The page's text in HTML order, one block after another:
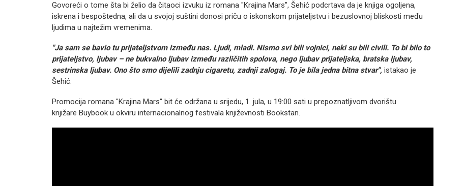
Govoreći o tome šta bi želio da čitaoci izvuku iz romana "Krajina Mars", Šehić podcrtava da je knjiga ogoljena,
iskrena i bespoštedna, ali da u svojoj suštini donosi priču o iskonskom prijateljstvu i bezuslovnoj bliskosti među
ljudima u najtežim vremenima.
"Ja sam se bavio tu prijateljstvom između nas. Ljudi, mladi. Nismo svi bili vojnici, neki su bili civili. To bi bilo to
prijateljstvo, ljubav – ne bukvalno ljubav između različitih spolova, nego ljubav prijateljska, bratska ljubav,
sestrinska ljubav. Ono što smo dijelili zadnju cigaretu, zadnji zalogaj. To je bila jedna bitna stvar", istakao je
Šehić.
Promocija romana "Krajina Mars" bit će održana u srijedu, 1. jula, u 19:00 sati u prepoznatljivom dvorištu
knjižare Buybook u okviru internacionalnog festivala književnosti Bookstan.